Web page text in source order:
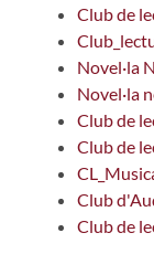
Club de
Novel·la
Novel·la
Club de
Club de
Club
Club de